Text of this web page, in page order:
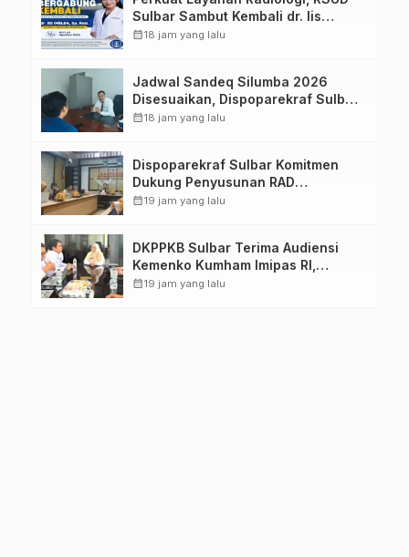
Sulbar Sambut Kembali dr. Iis
Imelda, Sp.Rad
calendar_month18 jam yang lalu
Jadwal Sandeq Silumba 2026
Disesuaikan, Dispoparekraf Sulbar
Pastikan Persiapan Tetap
calendar_month18 jam yang lalu
Dispoparekraf Sulbar Komitmen
Dukung Penyusunan RAD
TPB/SDGs Sulawesi Barat
calendar_month19 jam yang lalu
DKPPKB Sulbar Terima Audiensi
Kemenko Kumham Imipas RI,
Perkuat Pelayanan Kesehatan bagi
calendar_month19 jam yang lalu